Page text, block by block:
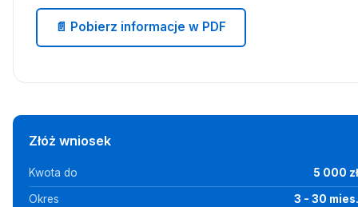
📄 Pobierz informacje w PDF
Złóż wniosek
Kwota do 5 000 zł
Okres 3 - 30 mies.